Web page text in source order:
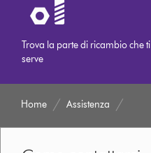
Trova la parte di ricambio che ti
serve
Home Assistenza